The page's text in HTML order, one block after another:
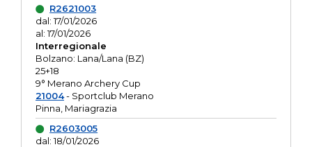
R2621003
dal: 17/01/2026
al: 17/01/2026
Interregionale
Bolzano: Lana/Lana (BZ)
25+18
9° Merano Archery Cup
21004- Sportclub Merano
Pinna, Mariagrazia
R2603005
dal: 18/01/2026